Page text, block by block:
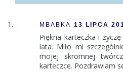
MBABKA 13 LIPCA
Piękna karteczka i
lata. Miło mi
mojej skromnej
karteczce. Pozdrawiam